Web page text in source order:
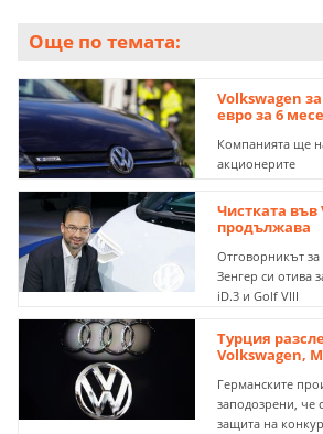
Още по темата:
Volkswagen
евро за 6
Компанията ще
акционерите
Чистката във
продължава
Отговорникът
Зенгер си отива
iD.3 и Golf VIII
Турция
Volkswagen,
Германските
заподозрени, че
защита на